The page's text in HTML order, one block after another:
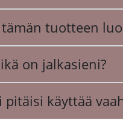
tämän tuotteen
on jalkasieni?
pitäisi käyttää